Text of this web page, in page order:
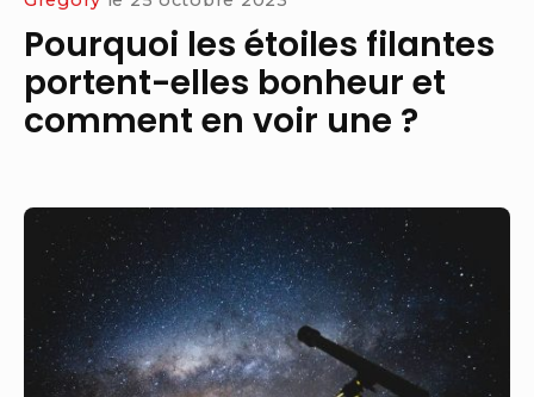
Pourquoi les étoiles filantes
portent-elles bonheur et
comment en voir une ?